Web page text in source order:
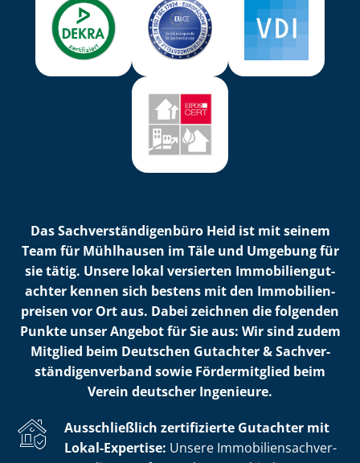
Das Sach­ver­stän­di­gen­bü­ro Heid ist mit seinem
Team für Mühlhausen im Täle und Umgebung für
sie tätig. Unsere lokal versierten Im­mo­bi­li­en­gut­
ach­ter kennen sich bestens mit den Im­mo­bi­li­en­
prei­sen vor Ort aus. Dabei zeichnen die folgenden
Punkte unser Angebot für Sie aus: Wir sind zudem
Mitglied beim Deutschen Gutachter & Sach­ver­
stän­di­gen­ver­band sowie Fördermitglied beim
Verein deutscher Ingenieure.
Ausschließlich zertifizierte Gutachter mit
Lokal-Expertise: Unsere Im­mo­bi­li­en­sach­ver­